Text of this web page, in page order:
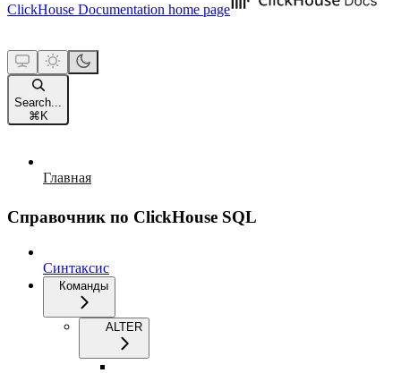
ClickHouse Documentation home page
Search...
⌘ K
Главная
Справочник по ClickHouse SQL
Синтаксис
Команды
ALTER